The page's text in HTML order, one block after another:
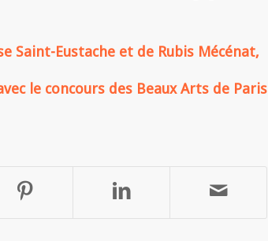
Saint-Eustache et de Rubis Mécénat,
le concours des Beaux Arts de Paris